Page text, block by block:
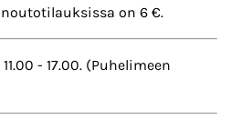
on 6 €.
- 17.00. (Puhelimeen